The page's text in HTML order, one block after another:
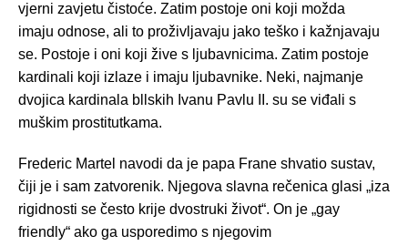
vjerni zavjetu čistoće. Zatim postoje oni koji možda
imaju odnose, ali to proživljavaju jako teško i kažnjavaju
se. Postoje i oni koji žive s ljubavnicima. Zatim postoje
kardinali koji izlaze i imaju ljubavnike. Neki, najmanje
dvojica kardinala bllskih Ivanu Pavlu II. su se viđali s
muškim prostitutkama.
Frederic Martel navodi da je papa Frane shvatio sustav,
čiji je i sam zatvorenik. Njegova slavna rečenica glasi „iza
rigidnosti se često krije dvostruki život“. On je „gay
friendly“ ako ga usporedimo s njegovim